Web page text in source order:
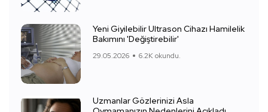
Yeni Giyilebilir Ultrason Cihazı Hamilelik
Bakımını 'Değiştirebilir'
29.05.2026 6.2K okundu.
Uzmanlar Gözlerinizi Asla